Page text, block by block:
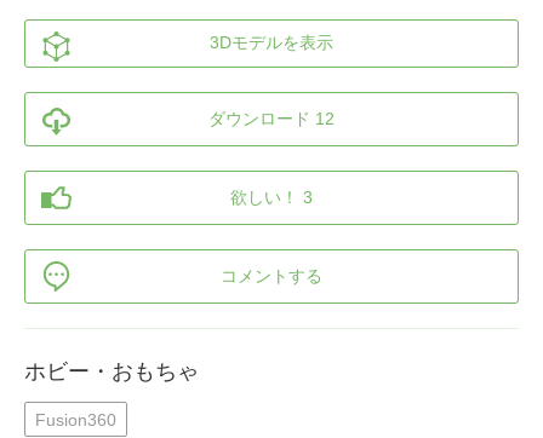
3Dモデルを表示
ダウンロード 12
欲しい！ 3
コメントする
ホビー・おもちゃ
Fusion360